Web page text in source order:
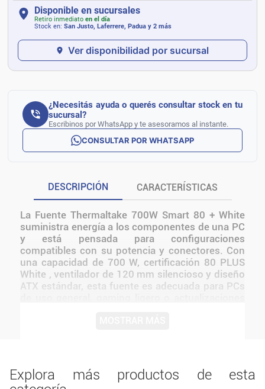
Disponible en sucursales
Retiro inmediato en el día
Stock en: San Justo, Laferrere, Padua y 2 más
Ver disponibilidad por sucursal
¿Necesitás ayuda o querés consultar stock en tu
sucursal?
Escribinos por WhatsApp y te asesoramos al instante.
CONSULTAR POR WHATSAPP
DESCRIPCIÓN CARACTERÍSTICAS
La Fuente Thermaltake 700W Smart 80 + White
suministra energía a los componentes de una PC
y está pensada para configuraciones
compatibles con su potencia y conectores. Con
una capacidad de 700 W, certificación 80 PLUS
White , ventilador de 120 mm silencioso y diseño
ATX estándar, esta fuente es adecuada para PCs
utilizarlo, conviene verificar medidas,
conexiones, alimentación y compatibilidad con el
Explora más productos de esta